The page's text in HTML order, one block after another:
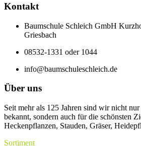
Kontakt
Baumschule Schleich GmbH
Griesbach
08532-1331 oder 1044
info@baumschuleschleich.de
Über uns
Seit mehr als 125 Jahren sind wir nicht
bekannt, sondern auch für die schönsten
Heckenpflanzen, Stauden, Gräser,
Sortiment